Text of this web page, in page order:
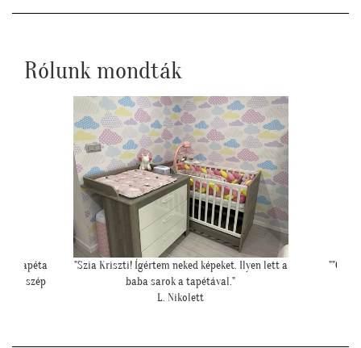
Rólunk mondták
lett a
""Csatolok pár képet a dzsungeles sarokról!""
K. Laura